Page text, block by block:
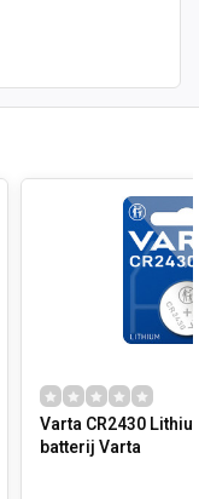
Varta CR2430
batterij Varta